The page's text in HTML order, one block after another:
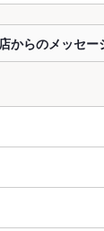
ざいます
ざいません
からのメッセー
泉店